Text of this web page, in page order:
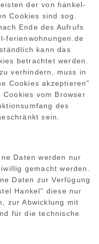
der von hankel-
Cookies sind sog.
Ende des Aufrufs
ferienwohnungen.de
kann das
betrachtet werden.
verhindern, muss in
Cookies akzeptieren"
vom Browser
des
sein.
Daten werden nur
gemacht werden.
Daten zur Verfügung
Hankel" diese nur
zur Abwicklung mit
für die technische